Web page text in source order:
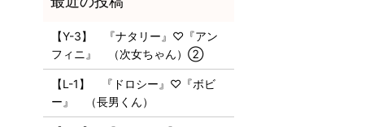
【Y-3】 『ナタリー』♡『アン
フィニ』 （次女ちゃん）②
【L-1】 『ドロシー』♡『ボビ
ー』 （長男くん）